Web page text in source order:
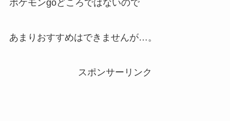
ポケモンgoどころではないので
あまりおすすめはできませんが…。
スポンサーリンク